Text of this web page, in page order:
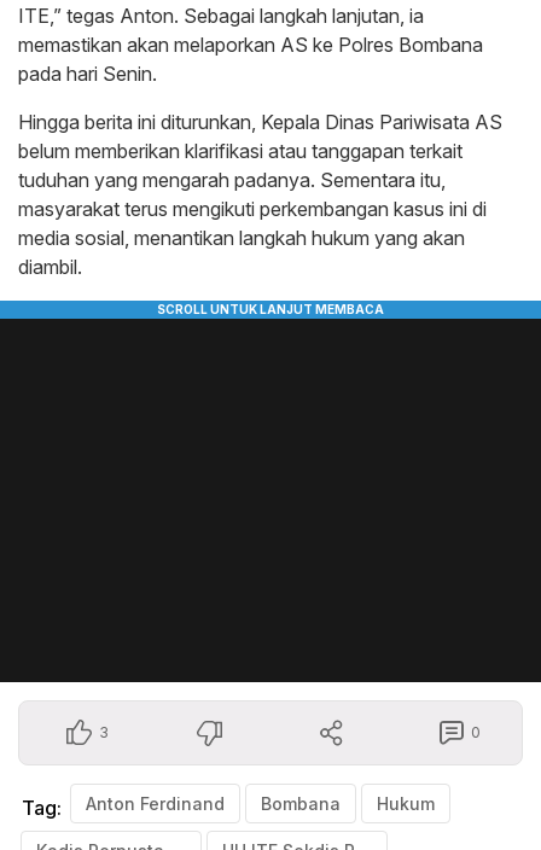
ITE,” tegas Anton. Sebagai langkah lanjutan, ia
memastikan akan melaporkan AS ke Polres Bombana
pada hari Senin.
Hingga berita ini diturunkan, Kepala Dinas Pariwisata AS
belum memberikan klarifikasi atau tanggapan terkait
tuduhan yang mengarah padanya. Sementara itu,
masyarakat terus mengikuti perkembangan kasus ini di
media sosial, menantikan langkah hukum yang akan
diambil.
3 0
Tag: Anton Ferdinand Bombana Hukum